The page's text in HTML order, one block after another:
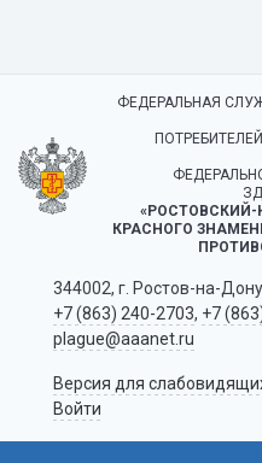
ФЕДЕРАЛЬНАЯ
КРАСНОГО
344002, г. Ростов-на-
+7 (863) 240-2703, +7
plague@aaanet.ru
Версия для
Войти